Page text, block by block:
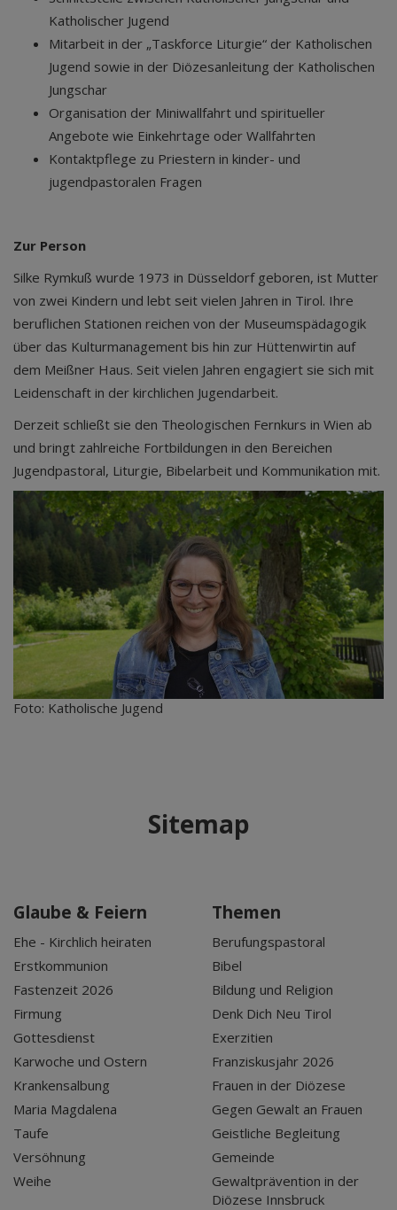
Katholischer Jugend
Mitarbeit in der „Taskforce Liturgie“ der Katholischen
Jugend sowie in der Diözesanleitung der Katholischen
Jungschar
Organisation der Miniwallfahrt und spiritueller
Angebote wie Einkehrtage oder Wallfahrten
Kontaktpflege zu Priestern in kinder- und
jugendpastoralen Fragen
Zur Person
Silke Rymkuß wurde 1973 in Düsseldorf geboren, ist Mutter
von zwei Kindern und lebt seit vielen Jahren in Tirol. Ihre
beruflichen Stationen reichen von der Museumspädagogik
über das Kulturmanagement bis hin zur Hüttenwirtin auf
dem Meißner Haus. Seit vielen Jahren engagiert sie sich mit
Leidenschaft in der kirchlichen Jugendarbeit.
Derzeit schließt sie den Theologischen Fernkurs in Wien ab
und bringt zahlreiche Fortbildungen in den Bereichen
Jugendpastoral, Liturgie, Bibelarbeit und Kommunikation mit.
Foto: Katholische Jugend
Sitemap
Glaube & Feiern
Ehe - Kirchlich heiraten
Erstkommunion
Fastenzeit 2026
Firmung
Gottesdienst
Karwoche und Ostern
Krankensalbung
Maria Magdalena
Taufe
Versöhnung
Weihe
Themen
Berufungspastoral
Bibel
Bildung und Religion
Denk Dich Neu Tirol
Exerzitien
Franziskusjahr 2026
Frauen in der Diözese
Gegen Gewalt an Frauen
Geistliche Begleitung
Gemeinde
Gewaltprävention in der
Diözese Innsbruck